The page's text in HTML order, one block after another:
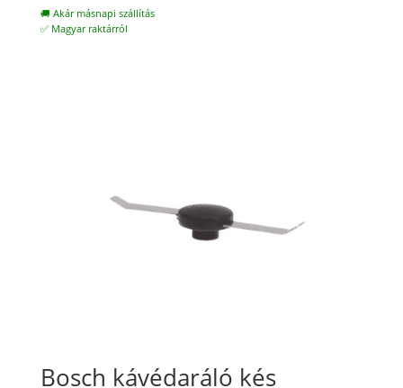
🚚 Akár másnapi szállítás
✅ Magyar raktárról
Bosch kávédaráló kés